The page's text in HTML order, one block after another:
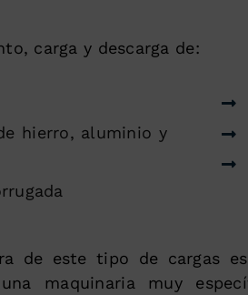
carga y descarga de:
hierro, aluminio y
de este tipo de cargas
maquinaria muy